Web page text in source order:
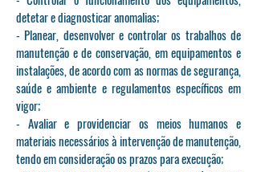
detetar e diagnosticar anomalias;
- Planear, desenvolver e controlar os trabalhos de
manutenção e de conservação, em equipamentos e
instalações, de acordo com as normas de segurança,
saúde e ambiente e regulamentos específicos em
vigor;
- Avaliar e providenciar os meios humanos e
materiais necessários à intervenção de manutenção,
tendo em consideração os prazos para execução;